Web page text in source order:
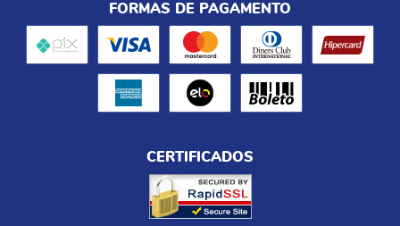
FORMAS DE PAGAMENTO
CERTIFICADOS